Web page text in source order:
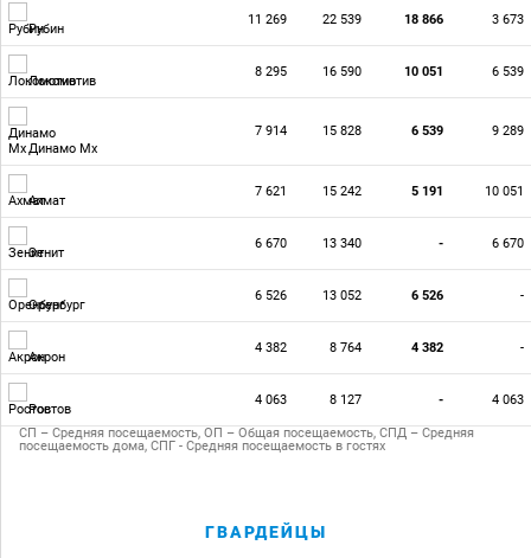
Рубин
11 269 22 539 18 866 3 673
Локомотив
8 295 16 590 10 051 6 539
Динамо Мх
7 914 15 828 6 539 9 289
Ахмат
7 621 15 242 5 191 10 051
Зенит
6 670 13 340 - 6 670
Оренбург
6 526 13 052 6 526 -
Акрон
4 382 8 764 4 382 -
Ростов
4 063 8 127 - 4 063
СП – Средняя посещаемость, ОП – Общая посещаемость, СПД – Средняя
посещаемость дома, СПГ - Средняя посещаемость в гостях
ГВАРДЕЙЦЫ